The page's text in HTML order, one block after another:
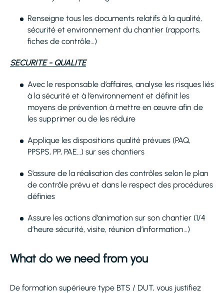
Renseigne tous les documents relatifs à la qualité,
sécurité et environnement du chantier (rapports,
fiches de contrôle…)
SECURITE - QUALITE
Avec le responsable d’affaires, analyse les risques liés
à la sécurité et à l’environnement et définit les
moyens de prévention à mettre en œuvre afin de
les supprimer ou de les réduire
Applique les dispositions qualité prévues (PAQ,
PPSPS, PP, PAE…) sur ses chantiers
S’assure de la réalisation des contrôles selon le plan
de contrôle prévu et dans le respect des procédures
définies
Assure les actions d’animation sur son chantier (1/4
d’heure sécurité, visite, réunion d’information…)
What do we need from you
De formation supérieure type BTS / DUT, vous justifiez